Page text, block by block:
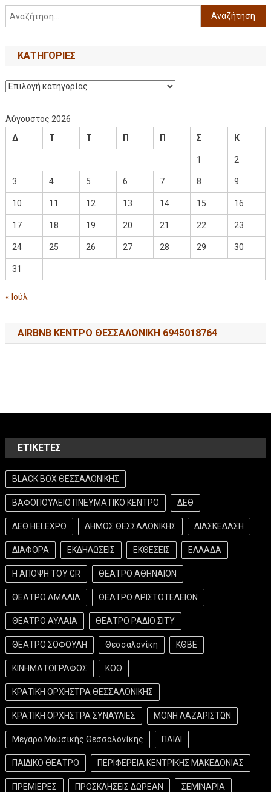
KΑΤΗΓΟΡΊΕΣ
Αύγουστος 2026
Δ
Τ Τ Π Π Σ Κ
1 2
3 4 5 6 7 8 9
10 11 12 13 14 15 16
17 18 19 20 21 22 23
24 25 26 27 28 29 30
31
« Ιούλ
AIRBNB ΚΕΝΤΡΟ ΘΕΣΣΑΛΟΝΙΚΗ 6945018764
ΕΤΙΚΈΤΕΣ
BLACK BOX ΘΕΣΣΑΛΟΝΙΚΗΣ
ΒΑΦΟΠΟΥΛΕΙΟ ΠΝΕΥΜΑΤΙΚΟ ΚΕΝΤΡΟ ΔΕΘ
ΔΕΘ HELEXPO ΔΗΜΟΣ ΘΕΣΣΑΛΟΝΙΚΗΣ ΔΙΑΣΚΕΔΑΣΗ
ΔΙΑΦΟΡΑ ΕΚΔΗΛΩΣΕΙΣ ΕΚΘΕΣΕΙΣ ΕΛΛΑΔΑ
Η ΑΠΟΨΗ ΤΟΥ GR ΘΕΑΤΡΟ ΑΘΗΝΑΙΟΝ
ΘΕΑΤΡΟ ΑΜΑΛΙΑ ΘΕΑΤΡΟ ΑΡΙΣΤΟΤΕΛΕΙΟΝ
ΘΕΑΤΡΟ ΑΥΛΑΙΑ ΘΕΑΤΡΟ ΡΑΔΙΟ ΣΙΤΥ
ΘΕΑΤΡΟ ΣΟΦΟΥΛΗ Θεσσαλονίκη ΚΘΒΕ
ΚΙΝΗΜΑΤΟΓΡΑΦΟΣ ΚΟΘ
ΚΡΑΤΙΚΗ ΟΡΧΗΣΤΡΑ ΘΕΣΣΑΛΟΝΙΚΗΣ
ΚΡΑΤΙΚΗ ΟΡΧΗΣΤΡΑ ΣΥΝΑΥΛΙΕΣ ΜΟΝΗ ΛΑΖΑΡΙΣΤΩΝ
Μεγαρο Μουσικής Θεσσαλονίκης ΠΑΙΔΙ
ΠΑΙΔΙΚΟ ΘΕΑΤΡΟ ΠΕΡΙΦΕΡΕΙΑ ΚΕΝΤΡΙΚΗΣ ΜΑΚΕΔΟΝΙΑΣ
ΠΡΕΜΙΕΡΕΣ ΠΡΟΣΚΛΗΣΕΙΣ ΔΩΡΕΑΝ ΣΕΜΙΝΑΡΙΑ